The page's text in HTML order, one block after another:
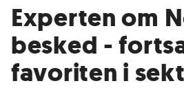
Experten om
besked -
favoriten i